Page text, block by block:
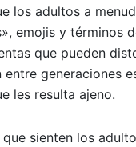
los adultos a
emojis y términos
que pueden
entre generaciones
les resulta ajeno.
sienten los